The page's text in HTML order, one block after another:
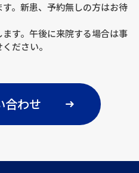
。新患、予約無しの方はお待
す。午後に来院する場合は事
ださい。
合わせ